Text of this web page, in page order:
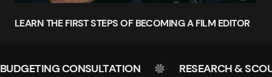
LEARN THE FIRST STEPS OF BECOMING A FILM EDITOR
BUDGETING CONSULTATION RESEARCH &